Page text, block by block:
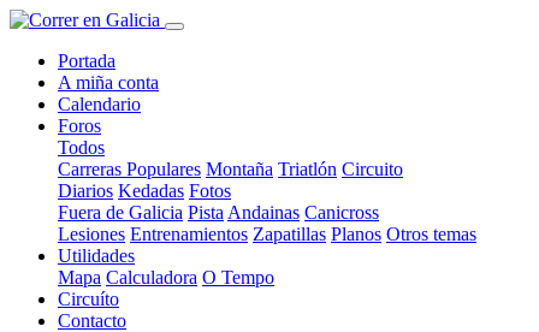
Portada
A miña conta
Calendario
Foros
Todos
Carreras Populares Montaña Triatlón Circuito
Diarios Kedadas Fotos
Fuera de Galicia Pista Andainas Canicross
Lesiones Entrenamientos Zapatillas Planos Otros temas
Utilidades
Mapa Calculadora O Tempo
Circuíto
Contacto